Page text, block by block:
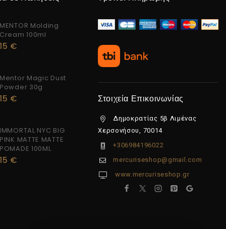
MENTOR Molding
Cream 100ml
15 €
Mentor Magic Dust
Powder 30g
15 €
IMMORTAL NYC BIG
PINK MATTE MATTE
POMADE 100ML
15 €
Στοιχεία Επικοινωνίας
Δημοκρατίας 5β Λιμένας
Χερσονήσου, 70014
+306984196022
mercuriseshop@gmail.com
www.mercuriseshop.gr